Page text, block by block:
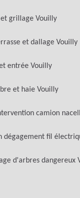
grillage Vouilly
et dallage Vouilly
entrée Vouilly
et haie Vouilly
camion
dégagement fil
d'arbres dangereux